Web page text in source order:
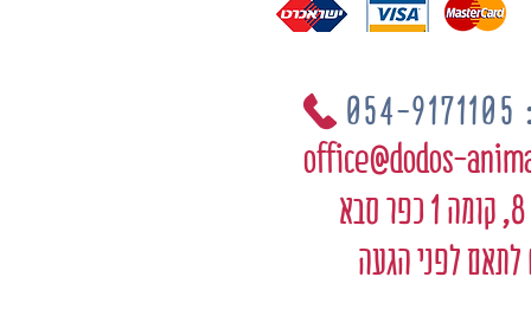
office@dodos-
לתאם לפני הגעה